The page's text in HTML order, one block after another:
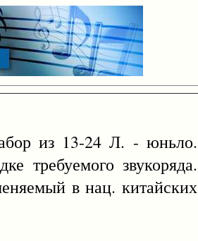
из 13-24 Л. - юньло.
требуемого звукоряда.
в нац. китайских